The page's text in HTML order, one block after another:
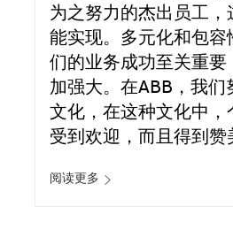
为之努力的杰出员工，
能实现。多元化和包容
们的业务成功至关重要
加强大。在ABB，我们
文化，在这种文化中，
受到欢迎，而且得到赞
阅读更多